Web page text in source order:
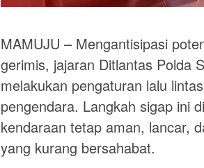
MAMUJU – Mengantisipasi
gerimis, jajaran Ditlantas Polda
melakukan pengaturan lalu
pengendara. Langkah sigap ini
kendaraan tetap aman, lancar,
yang kurang bersahabat.